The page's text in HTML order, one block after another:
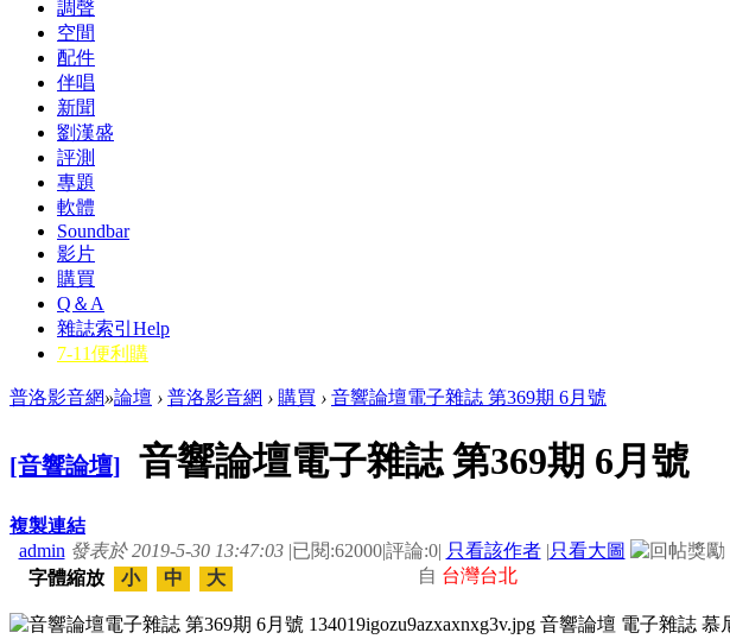
調聲
空間
配件
伴唱
新聞
劉漢盛
評測
專題
軟體
Soundbar
影片
購買
Q＆A
雜誌索引 Help
7-11便利購
普洛影音網»論壇 › 普洛影音網 › 購買 › 音響論壇電子雜誌 第369期 6月號
[音響論壇] 音響論壇電子雜誌 第369期 6月號
複製連結
admin 發表於 2019-5-30 13:47:03 |已閱:62000|評論:0| 只看該作者 |只看大圖
自 台灣台北
字體縮放 小 中 大